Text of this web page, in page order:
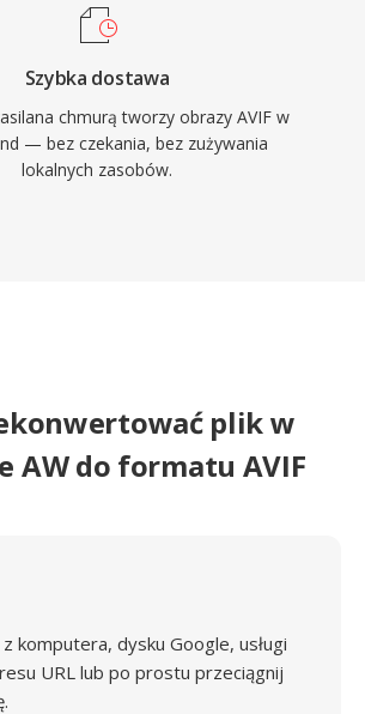
Szybka dostawa
chmurą tworzy obrazy AVIF w
— bez czekania, bez zużywania
lokalnych zasobów.
plik w
AW do formatu AVIF
komputera, dysku Google, usługi
URL lub po prostu przeciągnij